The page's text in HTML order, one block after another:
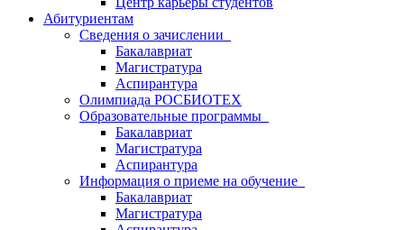
Абитуриентам
Сведения о зачислении
Бакалавриат
Магистратура
Аспирантура
Олимпиада РОСБИОТЕХ
Образовательные программы
Бакалавриат
Магистратура
Аспирантура
Информация о приеме на обучение
Бакалавриат
Магистратура